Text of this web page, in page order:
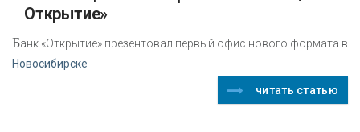
Открытие»
Банк «Открытие» презентовал первый офис нового формата в
Новосибирске
читать статью